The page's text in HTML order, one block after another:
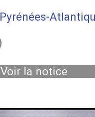
Pyrénées-
Voir la notice